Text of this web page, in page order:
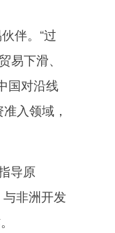
伴。“过
下滑、
国对沿线
入领域，
导原
非洲开发